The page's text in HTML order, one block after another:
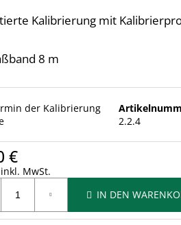
Kalibrierung mit
8 m
der Kalibrierung
2.2.4
€
MwSt.
IN DEN